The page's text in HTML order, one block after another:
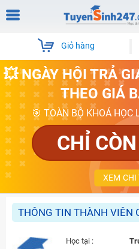
Giỏ hàng
💥 NGÀY HỘI TRẢ
THEO GIÁ
🎯 TOÀN BỘ KHOÁ
CHỈ
XEM CHI
THÔNG TIN THÀNH VIÊN
Học tại :